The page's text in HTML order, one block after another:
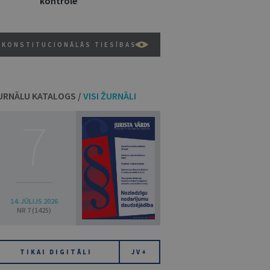
KONSTITUCIONĀLĀS TIESĪBAS
KATALOGS / VISI ŽURNĀLI
14. JŪLIJS 2026
NR 7 (1425)
TIKAI DIGITĀLI JV+